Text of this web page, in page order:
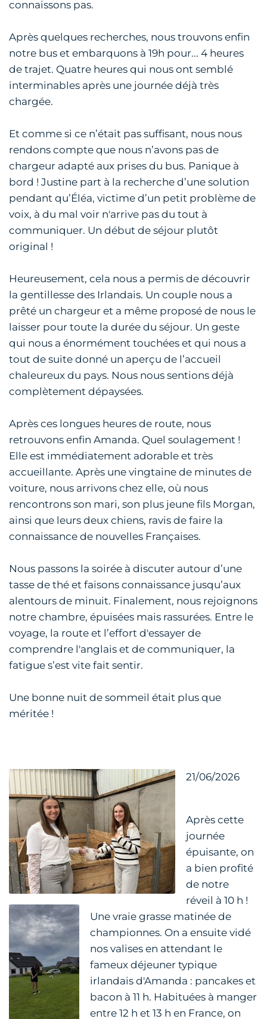
connaissons pas.
Après quelques recherches, nous trouvons enfin
notre bus et embarquons à 19h pour... 4 heures
de trajet. Quatre heures qui nous ont semblé
interminables après une journée déjà très
chargée.
Et comme si ce n’était pas suffisant, nous nous
rendons compte que nous n’avons pas de
chargeur adapté aux prises du bus. Panique à
bord ! Justine part à la recherche d’une solution
pendant qu’Éléa, victime d’un petit problème de
voix, à du mal voir n'arrive pas du tout à
communiquer. Un début de séjour plutôt
original !
Heureusement, cela nous a permis de découvrir
la gentillesse des Irlandais. Un couple nous a
prêté un chargeur et a même proposé de nous le
laisser pour toute la durée du séjour. Un geste
qui nous a énormément touchées et qui nous a
tout de suite donné un aperçu de l’accueil
chaleureux du pays. Nous nous sentions déjà
complètement dépaysées.
Après ces longues heures de route, nous
retrouvons enfin Amanda. Quel soulagement !
Elle est immédiatement adorable et très
accueillante. Après une vingtaine de minutes de
voiture, nous arrivons chez elle, où nous
rencontrons son mari, son plus jeune fils Morgan,
ainsi que leurs deux chiens, ravis de faire la
connaissance de nouvelles Françaises.
Nous passons la soirée à discuter autour d’une
tasse de thé et faisons connaissance jusqu’aux
alentours de minuit. Finalement, nous rejoignons
notre chambre, épuisées mais rassurées. Entre le
voyage, la route et l’effort d'essayer de
comprendre l'anglais et de communiquer, la
fatigue s’est vite fait sentir.
Une bonne nuit de sommeil était plus que
méritée !
21/06/2026
Après cette
journée
épuisante, on
a bien profité
de notre
réveil à 10 h !
Une vraie grasse matinée de
championnes. On a ensuite vidé
nos valises en attendant le
fameux déjeuner typique
irlandais d'Amanda : pancakes et
bacon à 11 h. Habituées à manger
entre 12 h et 13 h en France, on